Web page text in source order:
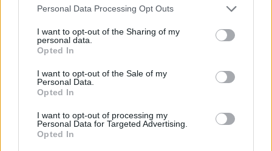
Please note that this website/app uses one or more Google
not limited to your visit or usage behaviour. You may click to
grant or deny consent to Google and its third-party tags to
use your data for below specified purposes in below Google
consent section.
Personal Data Processing Opt Outs
I want to opt-out of the Sharing of my
personal data.
Opted In
I want to opt-out of the Sale of my
Personal Data.
Opted In
I want to opt-out of processing my
Personal Data for Targeted Advertising.
Opted In